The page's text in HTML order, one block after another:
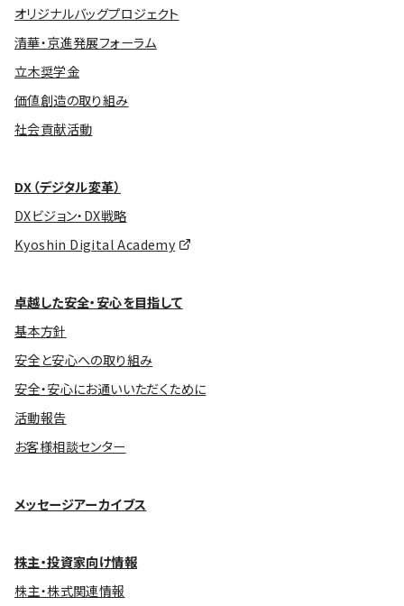
オリジナルバッグプロジェクト
清華・京進発展フォーラム
立木奨学金
価値創造の取り組み
社会貢献活動
DX（デジタル変革）
DXビジョン・DX戦略
Kyoshin Digital Academy
卓越した安全・安心を目指して
基本方針
安全と安心への取り組み
安全・安心にお通いいただくために
活動報告
お客様相談センター
メッセージアーカイブス
株主・投資家向け情報
株主・株式関連情報